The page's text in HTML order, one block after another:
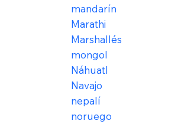
mandarín
Marathi
Marshallés
mongol
Náhuatl
Navajo
nepalí
noruego